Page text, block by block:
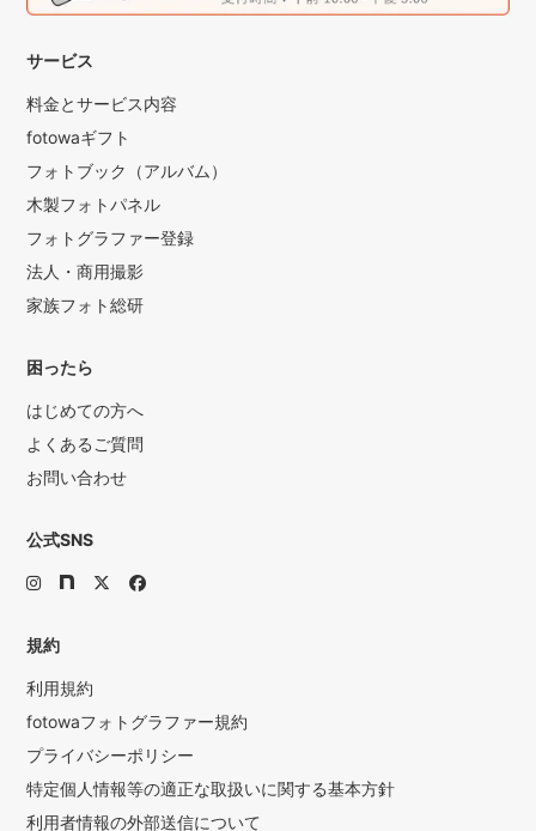
サービス
料金とサービス内容
fotowaギフト
フォトブック（アルバム）
木製フォトパネル
フォトグラファー登録
法人・商用撮影
家族フォト総研
困ったら
はじめての方へ
よくあるご質問
お問い合わせ
公式SNS
規約
利用規約
fotowaフォトグラファー規約
プライバシーポリシー
特定個人情報等の適正な取扱いに関する基本方針
利用者情報の外部送信について